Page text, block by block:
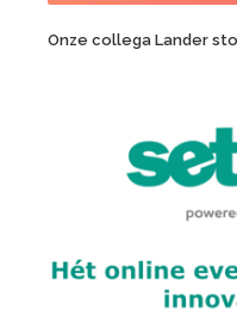
Onze collega Lander